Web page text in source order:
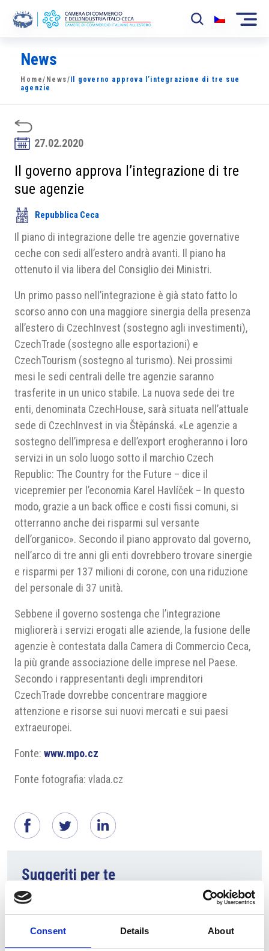
Consent Details About
La Camera
News
Sviluppo Mercato
Soci
Partner
Progetti
Area riservata
News
Home/ News/ Il governo approva l’integrazione di tre sue
agenzie
27.02.2020
Il governo approva l’integrazione di tre
sue agenzie
Repubblica Ceca
Il piano di integrazione delle tre agenzie governative
ceche con sedi all’estero andrà avanti. Il piano ha
ottenuto il via libera del Consiglio dei Ministri.
Un primo passo nell’integrazione è già stato fatto lo
scorso anno con una maggiore sinergia della presenza
all’estero di CzechInvest (sostegno agli investimenti),
CzechTrade (sostegno alle esportazioni) e
CzechTourism (sostegno al turismo). Nei prossimi
mesi le sedi centrali delle tre agenzie saranno
trasferite in un unico stabile. La nuova sede dei tre
enti, denominata CzechHouse, sarà situata nell’attuale
sede di CzechInvest in via Štěpánská. «Le agenzie a
sostegno dell’impresa e dell’export erogheranno i loro
servizi in un solo luogo sotto il marchio Czech
Republic: The Country for the Future – dice il
vicepremier per l’economia Karel Havlíček – In questo
modo, grazie a un back office e costi fissi comuni, si
otterranno anche dei risparmi sul versante
dell’organico». Secondo il piano approvato dal governo,
nell’arco di tre anni gli enti dovrebbero trovare sinergie
e risparmi per 137 milioni di corone, con una riduzione
del personale di 37 unità.
Sebbene il governo sostenga che l’integrazione
migliorerà i servizi erogati alle aziende, la fusione delle
agenzie è contestata dalla Camera di Commercio Ceca,
la più grande associazione delle imprese nel Paese.
Secondo i rappresentanti degli imprenditori
CzechTrade dovrebbe concentrare maggiore
attenzione e risorse sui nuovi mercati e sui paesi
extraeuropei.
Fonte: www.mpo.cz
Fonte fotografia: vlada.cz
Suggeriti per te